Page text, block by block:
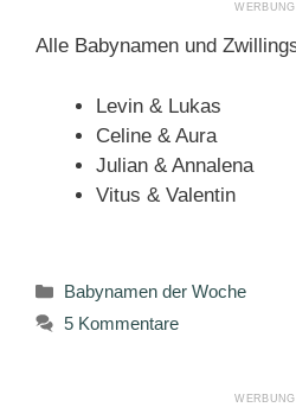
Alle Babynamen und
Levin & Lukas
Celine & Aura
Julian & Annalena
Vitus & Valentin
Kategorien
Babynamen der Woche
5 Kommentare